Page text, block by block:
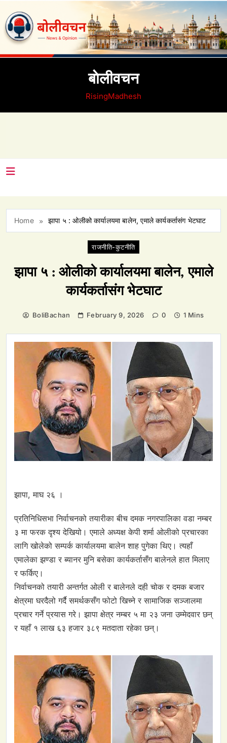
content
बाेलीवचन
RisingMadhesh
Home झापा ५ : ओलीको कार्यालयमा बालेन, एमाले कार्यकर्तासंग भेटघाट
राजनीति-कुटनीति
झापा ५ : ओलीको कार्यालयमा बालेन, एमाले
कार्यकर्तासंग भेटघाट
BoliBachan February 9, 2026 0 1 Mins
झापा, माघ २६ ।
प्रतिनिधिसभा निर्वाचनको तयारीका बीच दमक नगरपालिका वडा नम्बर
३ मा फरक दृश्य देखियो। एमाले अध्यक्ष केपी शर्मा ओलीको प्रचारका
लागि खोलेको सम्पर्क कार्यालयमा बालेन शाह पुगेका थिए। त्यहाँ
एमालेका झण्डा र ब्यानर मुनि बसेका कार्यकर्तासँग बालेनले हात मिलाए
र फर्किए।
निर्वाचनको तयारी अन्तर्गत ओली र बालेनले दही चोक र दमक बजार
क्षेत्रमा घरदैलो गर्दै समर्थकसँग फोटो खिच्ने र सामाजिक सञ्जालमा
प्रचार गर्ने प्रयास गरे। झापा क्षेत्र नम्बर ५ मा २३ जना उम्मेदवार छन्
र यहाँ १ लाख ६३ हजार ३८९ मतदाता रहेका छन्।